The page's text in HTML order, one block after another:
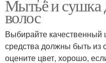
Мытьё и сушка
волос
Выбирайте качественный
средства должны быть из
оцените цвет, хорошо,